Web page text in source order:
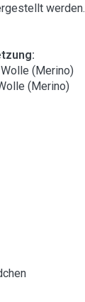
werden.
Wolle (Merino)
(Merino)